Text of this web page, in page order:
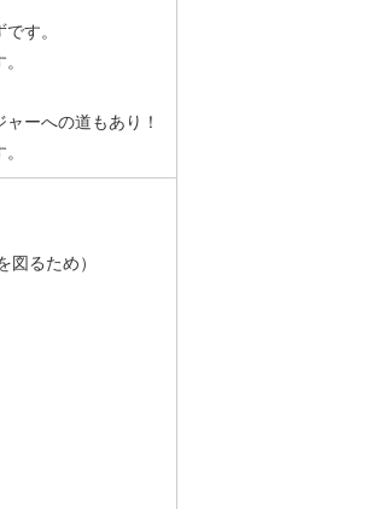
す。
ーへの道もあり！
図るため）